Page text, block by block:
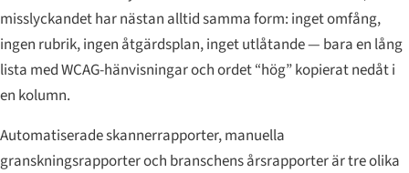
misslyckandet har nästan alltid samma form: inget omfång,
ingen rubrik, ingen åtgärdsplan, inget utlåtande — bara en lång
lista med WCAG-hänvisningar och ordet “hög” kopierat nedåt i
en kolumn.
Automatiserade skannerrapporter, manuella
granskningsrapporter och branschens årsrapporter är tre olika